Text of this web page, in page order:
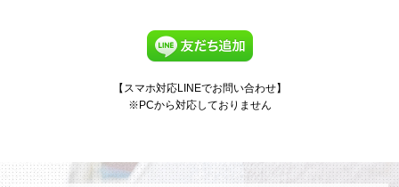
【スマホ対応LINEでお問い合わせ】
※PCから対応しておりません